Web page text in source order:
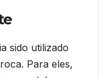
sido utilizado
Para eles,